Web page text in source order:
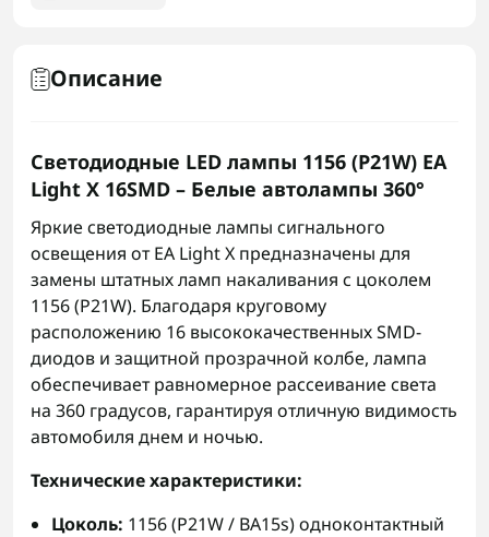
Описание
Светодиодные LED лампы 1156 (P21W) EA
Light X 16SMD – Белые автолампы 360°
Яркие светодиодные лампы сигнального
освещения от EA Light X предназначены для
замены штатных ламп накаливания с цоколем
1156 (P21W). Благодаря круговому
расположению 16 высококачественных SMD-
диодов и защитной прозрачной колбе, лампа
обеспечивает равномерное рассеивание света
на 360 градусов, гарантируя отличную видимость
автомобиля днем и ночью.
Технические характеристики:
Цоколь: 1156 (P21W / BA15s) одноконтактный